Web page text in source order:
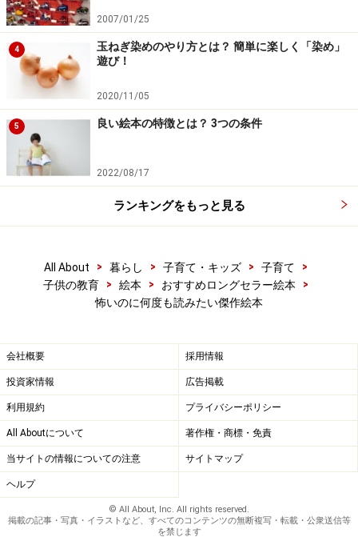
2007/01/25
4
玉ねぎ染めのやり方とは？ 簡単に楽しく「染め」
遊び！
2020/11/05
5 良い絵本の特徴とは？ 3つの条件
2022/08/17
ランキングをもっと見る
All About > 暮らし > 子育て・キッズ > 子育て
>
子供の教育
> 絵本 > おすすめロングセラー絵本
>
怖いのに何度も読みたい傑作絵本
会社概要 採用情報
投資家情報 広告掲載
利用規約 プライバシーポリシー
All Aboutについて 著作権・商標・免責
当サイトの情報についての注意 サイトマップ
ヘルプ
© All About, Inc. All rights reserved.
掲載の記事・写真・イラストなど、すべてのコンテンツの無断複写・転載・公衆送信等
を禁じます